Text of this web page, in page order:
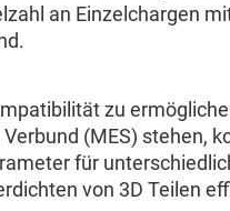
an Einzelchargen
zu
(MES) stehen,
für
von 3D Teilen